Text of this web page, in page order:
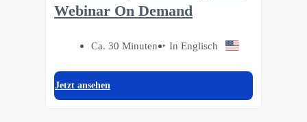
Webinar On Demand
Ca. 30 Minuten In Englisch
Jetzt ansehen